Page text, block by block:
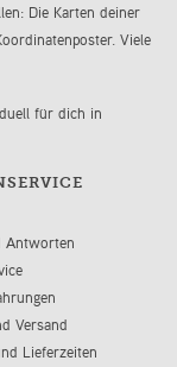
Die Karten deiner
Viele
für dich in
Antworten
Versand
Lieferzeiten